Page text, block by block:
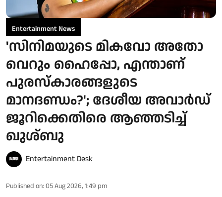
Entertainment News
'സിനിമയുടെ മികവോ അതോ
വെറും ഹൈപ്പോ, എന്താണ്
പുരസ്‌കാരങ്ങളുടെ
മാനദണ്ഡം?'; ദേശീയ അവാർഡ്
ജൂറിക്കെതിരെ ആഞ്ഞടിച്ച്
ഖുശ്ബു
Entertainment Desk
Published on: 05 Aug 2026, 1:49 pm